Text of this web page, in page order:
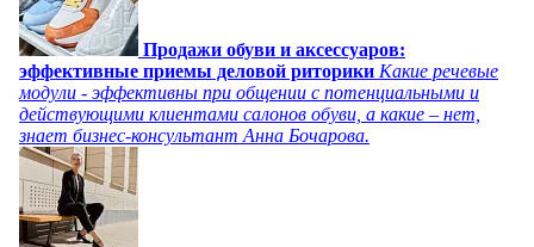
Продажи обуви и аксессуаров:
эффективные приемы деловой риторики Какие речевые
модули - эффективны при общении с потенциальными и
действующими клиентами салонов обуви, а какие – нет,
знает бизнес-консультант Анна Бочарова.